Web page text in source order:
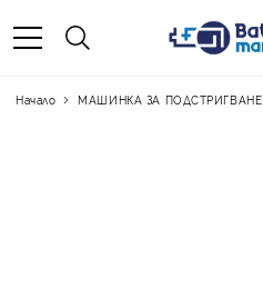
Начало МАШИНКА ЗА ПОДСТРИГВАНЕ